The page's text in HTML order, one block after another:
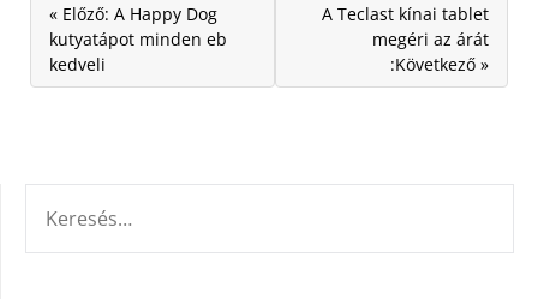
« Előző: A Happy Dog
kutyatápot minden eb
kedveli
A Teclast kínai tablet
megéri az árát
:Következő »